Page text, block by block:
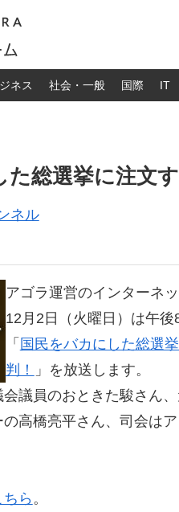
ネス 社会・一般 国際 IT
た総選挙に注文
ネル
アゴラ運営のインターネ
12月2日（火曜日）は午後
「 国民をバカにした総選
判！
」を放送します。
議員のおときた駿さん
高橋亮平さん、司会は
ちら 。